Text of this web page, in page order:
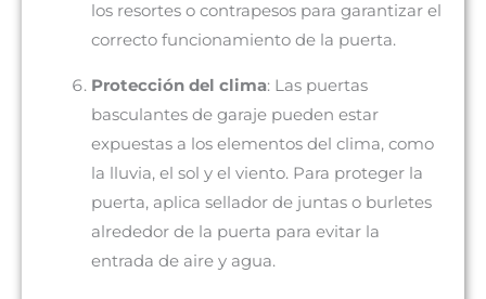
los resortes o contrapesos para garantizar el
correcto funcionamiento de la puerta.
Protección del clima: Las puertas
basculantes de garaje pueden estar
expuestas a los elementos del clima, como
la lluvia, el sol y el viento. Para proteger la
puerta, aplica sellador de juntas o burletes
alrededor de la puerta para evitar la
entrada de aire y agua.